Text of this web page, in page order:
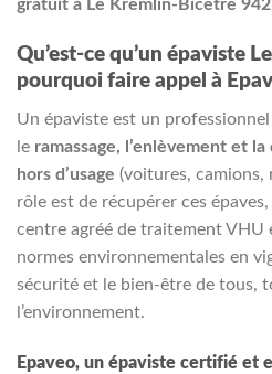
gratuit à Le Kremlin-Bicêtre
Qu’est-ce qu’un épaviste
pourquoi faire appel à
Un épaviste est un
le ramassage, l’enlèvement et
hors d’usage (voitures, camions,
rôle est de récupérer ces
centre agréé de traitement VHU
normes environnementales en
sécurité et le bien-être de tous,
l’environnement.
Epaveo, un épaviste certifié et